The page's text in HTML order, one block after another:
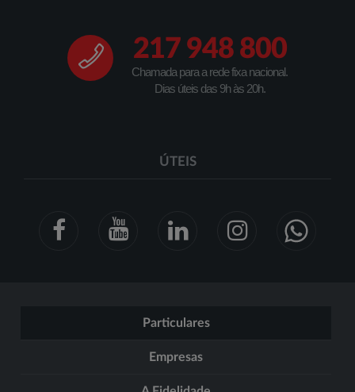
217 948 800
Chamada para a rede fixa nacional.
Dias úteis das 9h às 20h.
ÚTEIS
Particulares
Empresas